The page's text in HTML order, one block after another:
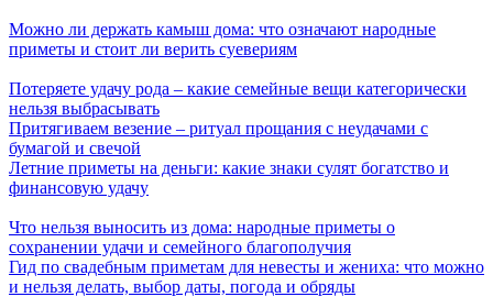
Можно ли держать камыш дома: что означают народные
приметы и стоит ли верить суевериям
Потеряете удачу рода – какие семейные вещи категорически
нельзя выбрасывать
Притягиваем везение – ритуал прощания с неудачами с
бумагой и свечой
Летние приметы на деньги: какие знаки сулят богатство и
финансовую удачу
Что нельзя выносить из дома: народные приметы о
сохранении удачи и семейного благополучия
Гид по свадебным приметам для невесты и жениха: что можно
и нельзя делать, выбор даты, погода и обряды